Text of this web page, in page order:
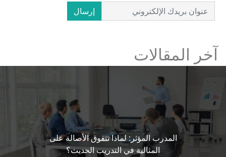
إرسال
آخر المقالات
المدرب المؤثر: لماذا تتفوق الأصالة على
المثالية في التدريب الحديث؟